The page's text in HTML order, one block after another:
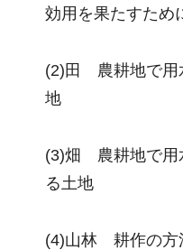
効用を果たすため
(2)田 農耕地で用
地
(3)畑 農耕地で用
る土地
(4)山林 耕作の方